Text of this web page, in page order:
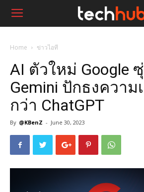
Home ข่าวไอที
AI ตัวใหม่ Google
Gemini ปักธงความ
กว่า ChatGPT
By @KBenZ - June 30, 2023